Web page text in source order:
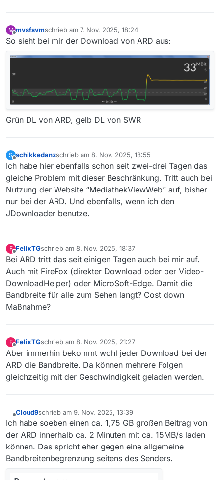
M
Offline
mvsfsvmschrieb am 7. Nov. 2025, 18:24
zuletzt editiert von
So sieht bei mir der Download von ARD aus:
Grün DL von ARD, gelb DL von SWR
S
Offline
schikkedanzschrieb am 8. Nov. 2025, 13:55
zuletzt editiert von
Ich habe hier ebenfalls schon seit zwei-drei Tagen das
gleiche Problem mit dieser Beschränkung. Tritt auch bei
Nutzung der Website “MediathekViewWeb” auf, bisher
nur bei der ARD. Und ebenfalls, wenn ich den
JDownloader benutze.
F
Offline
FelixTGschrieb am 8. Nov. 2025, 18:37
zuletzt editiert von
Bei ARD tritt das seit einigen Tagen auch bei mir auf.
Auch mit FireFox (direkter Download oder per Video-
DownloadHelper) oder MicroSoft-Edge. Damit die
Bandbreite für alle zum Sehen langt? Cost down
Maßnahme?
F
Offline
FelixTGschrieb am 8. Nov. 2025, 21:27
zuletzt editiert von
Aber immerhin bekommt wohl jeder Download bei der
ARD die Bandbreite. Da können mehrere Folgen
gleichzeitig mit der Geschwindigkeit geladen werden.
Offline
Cloud9schrieb am 9. Nov. 2025, 13:39
zuletzt editiert von
Ich habe soeben einen ca. 1,75 GB großen Beitrag von
der ARD innerhalb ca. 2 Minuten mit ca. 15MB/s laden
können. Das spricht eher gegen eine allgemeine
Bandbreitenbegrenzung seitens des Senders.